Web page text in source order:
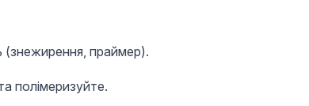
(знежирення, праймер).
полімеризуйте.